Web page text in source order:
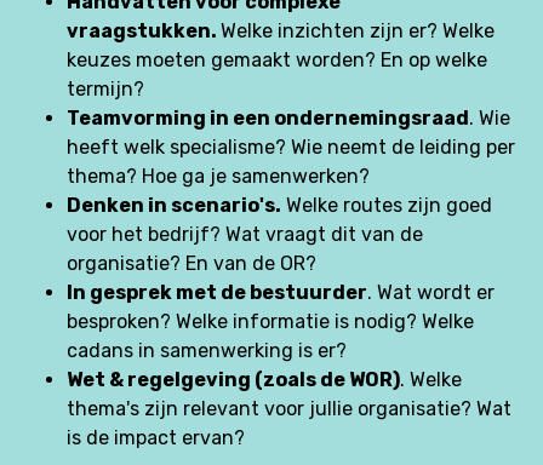
vraagstukken. Welke inzichten zijn er? Welke
keuzes moeten gemaakt worden? En op welke
termijn?
Teamvorming in een ondernemingsraad. Wie
heeft welk specialisme? Wie neemt de leiding per
thema? Hoe ga je samenwerken?
Denken in scenario's. Welke routes zijn goed
voor het bedrijf? Wat vraagt dit van de
organisatie? En van de OR?
In gesprek met de bestuurder. Wat wordt er
besproken? Welke informatie is nodig? Welke
cadans in samenwerking is er?
Wet & regelgeving (zoals de WOR). Welke
thema's zijn relevant voor jullie organisatie? Wat
is de impact ervan?